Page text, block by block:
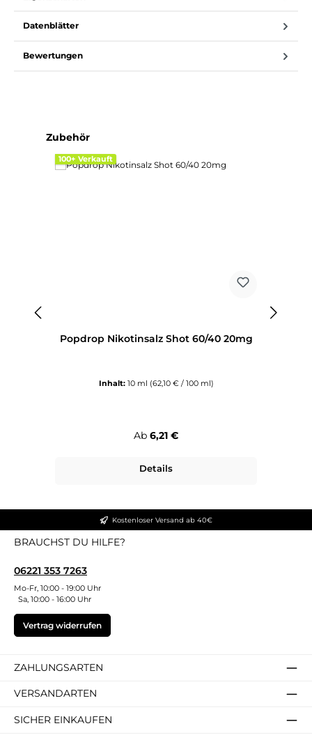
Datenblätter
Bewertungen
Produktgalerie überspringen
Zubehör
100+ Verkauft
Popdrop Nikotinsalz Shot 60/40 20mg
Inhalt: 10 ml (62,10 € / 100 ml)
Regulärer Preis:
Ab 6,21 €
Details
Kostenloser Versand ab 40€
BRAUCHST DU HILFE?
06221 353 7263
Mo-Fr, 10:00 - 19:00 Uhr
Sa, 10:00 - 16:00 Uhr
Vertrag widerrufen
ZAHLUNGSARTEN
VERSANDARTEN
SICHER EINKAUFEN